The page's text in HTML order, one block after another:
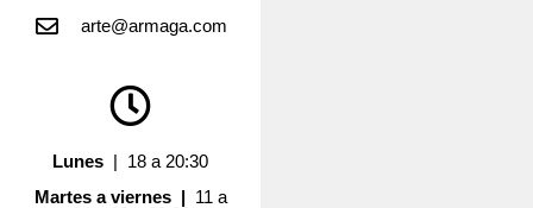
arte@armaga.com
Lunes | 18 a 20:30
Martes a viernes | 11 a